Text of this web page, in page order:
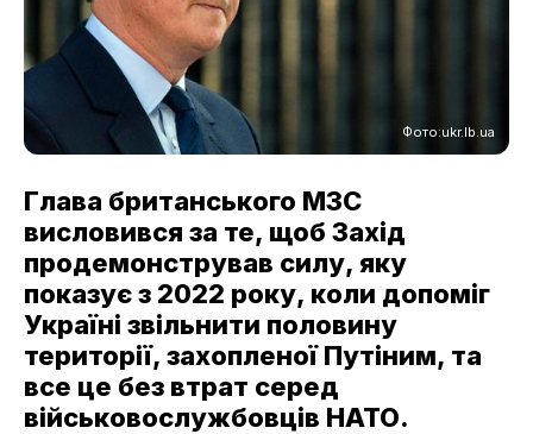
Фото:ukr.lb.ua
Глава британського МЗС
висловився за те, щоб Захід
продемонстрував силу, яку
показує з 2022 року, коли допоміг
Україні звільнити половину
території, захопленої Путіним, та
все це без втрат серед
військовослужбовців НАТО.